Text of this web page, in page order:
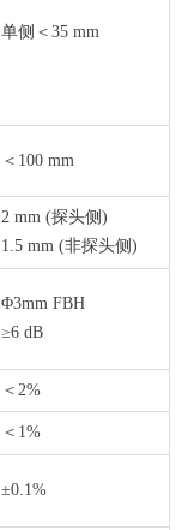
单侧＜35 mm
＜100 mm
2 mm (探头侧)
1.5 mm (非探头侧)
Φ3mm FBH
≥6 dB
＜2%
＜1%
±0.1%